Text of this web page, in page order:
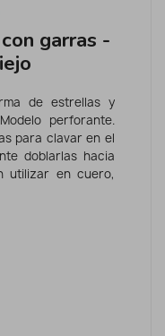
garras -
de estrellas y
perforante.
para clavar en el
doblarlas hacia
utilizar en cuero,